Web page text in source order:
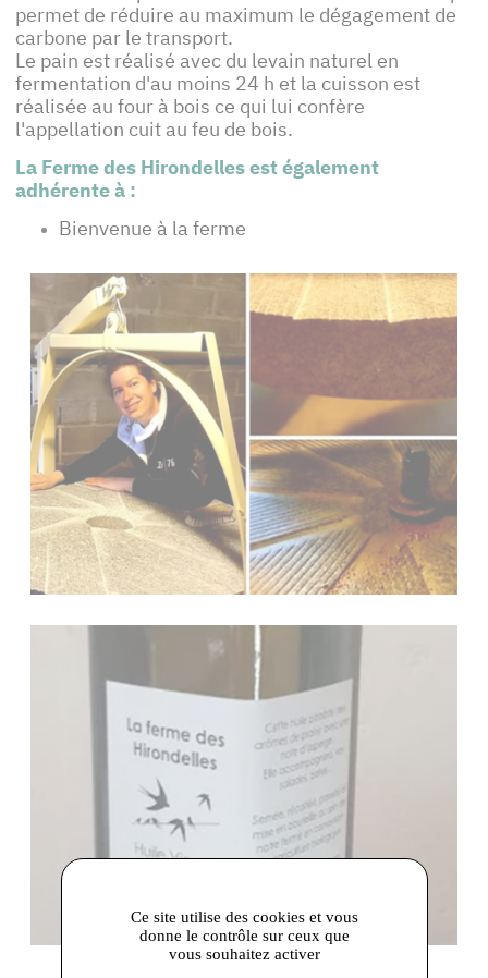
permet de réduire au maximum le dégagement de
carbone par le transport.
Le pain est réalisé avec du levain naturel en
fermentation d'au moins 24 h et la cuisson est
réalisée au four à bois ce qui lui confère
l'appellation cuit au feu de bois.
La Ferme des Hirondelles est également
adhérente à :
Bienvenue à la ferme
Ce site utilise des cookies et vous
donne le contrôle sur ceux que
vous souhaitez activer